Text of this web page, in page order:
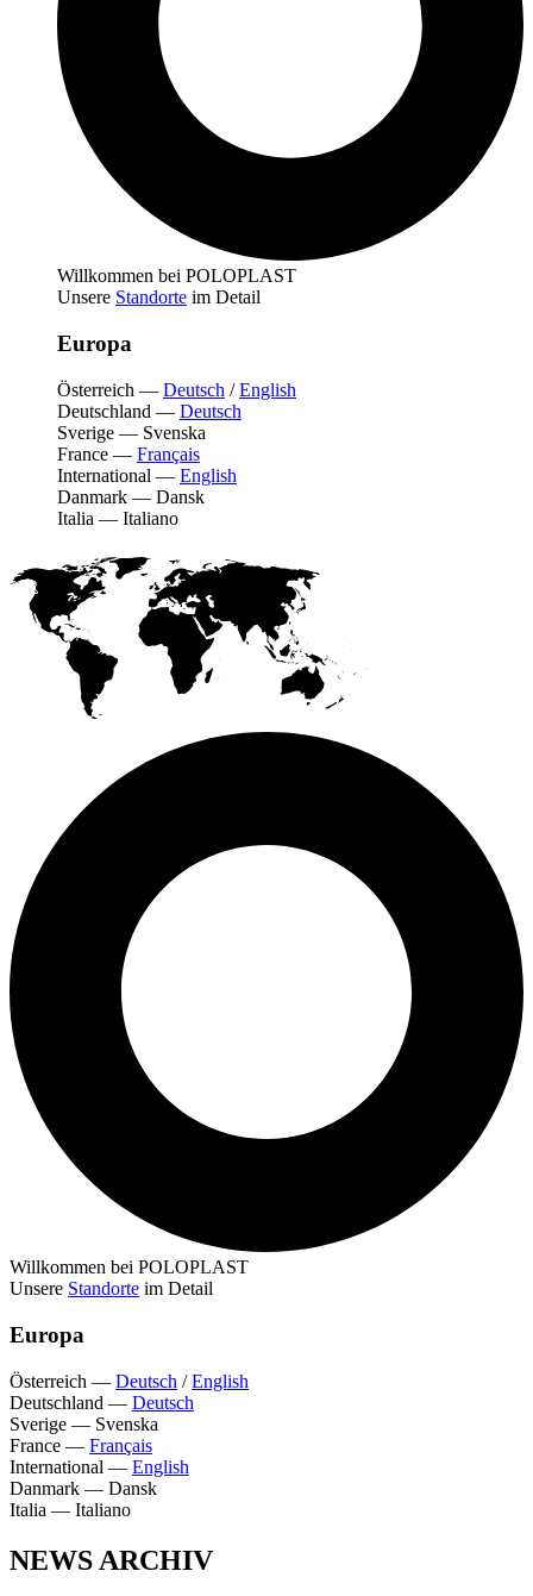
Willkommen bei POLOPLAST
Unsere Standorte im Detail
Europa
Österreich — Deutsch /English
Deutschland — Deutsch
Sverige — Svenska
France — Français
International — English
Danmark — Dansk
Italia — Italiano
Willkommen bei POLOPLAST
Unsere Standorte im Detail
Europa
Österreich — Deutsch /English
Deutschland — Deutsch
Sverige — Svenska
France — Français
International — English
Danmark — Dansk
Italia — Italiano
NEWS ARCHIV